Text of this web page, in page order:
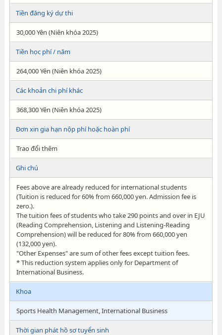
Tiền đăng ký dự thi
30,000 Yên (Niên khóa 2025)
Tiền học phí / năm
264,000 Yên (Niên khóa 2025)
Các khoản chi phí khác
368,300 Yên (Niên khóa 2025)
Đơn xin gia hạn nộp phí hoặc hoàn phí
Trao đổi thêm
Ghi chú
Fees above are already reduced for international students
(Tuition is reduced for 60% from 660,000 yen. Admission fee is
zero.).
The tuition fees of students who take 290 points and over in EJU
(Reading Comprehension, Listening and Listening-Reading
Comprehension) will be reduced for 80% from 660,000 yen
(132,000 yen).
"Other Expenses" are sum of other fees except tuition fees.
* This reduction system applies only for Department of
International Business.
Khoa
Sports Health Management, International Business
Thời gian phát hồ sơ tuyển sinh